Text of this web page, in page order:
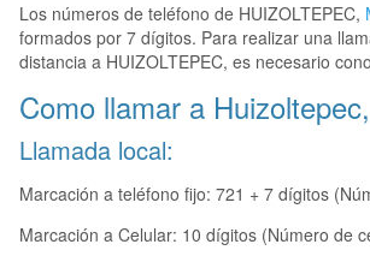
Los números de teléfono de HUIZOLTEPEC,
formados por 7 dígitos. Para realizar una
distancia a HUIZOLTEPEC, es necesario
Como llamar a
Llamada local:
Marcación a teléfono fijo: 721 + 7 dígitos
Marcación a Celular: 10 dígitos (Número de